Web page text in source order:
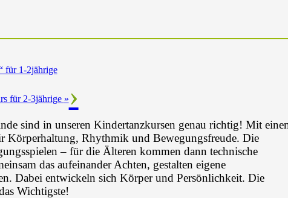
für 1-2jährige
für 2-3jährige »
sind in unseren Kindertanzkursen genau richtig! Mit
Körperhaltung, Rhythmik und Bewegungsfreude. Die
– für die Älteren kommen dann technische
das aufeinander Achten, gestalten eigene
Dabei entwickeln sich Körper und Persönlichkeit. Die
Wichtigste!